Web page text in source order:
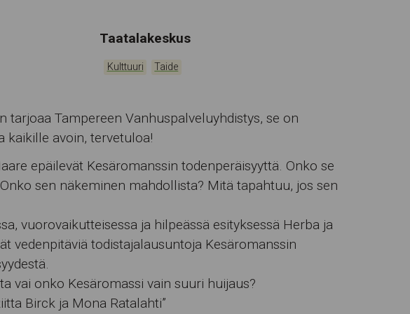
Tapahtumapaikka:
Taatalakeskus
Kategoriat:
Kulttuuri Taide
tarjoaa Tampereen Vanhuspalveluyhdistys, se on
kaikille avoin, tervetuloa!
epäilevät Kesäromanssin todenperäisyyttä. Onko se
sen näkeminen mahdollista? Mitä tapahtuu, jos sen
vuorovaikutteisessa ja hilpeässä esityksessä Herba ja
vedenpitäviä todistajalausuntoja Kesäromanssin
vai onko Kesäromassi vain suuri huijaus?
Birck ja Mona Ratalahti”